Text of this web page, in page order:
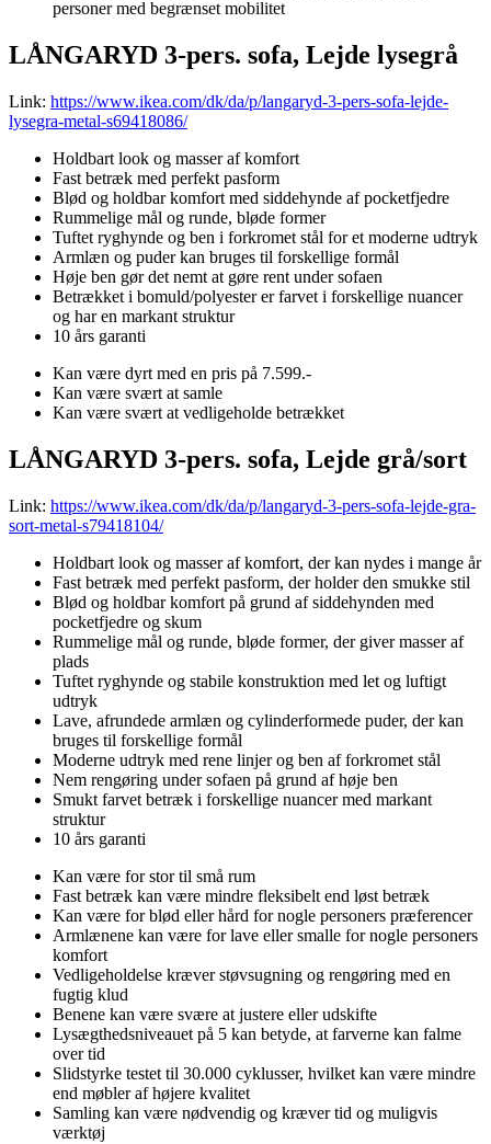
personer med begrænset mobilitet
LÅNGARYD 3-pers. sofa, Lejde lysegrå
Link: https://www.ikea.com/dk/da/p/langaryd-3-pers-sofa-lejde-
lysegra-metal-s69418086/
Holdbart look og masser af komfort
Fast betræk med perfekt pasform
Blød og holdbar komfort med siddehynde af pocketfjedre
Rummelige mål og runde, bløde former
Tuftet ryghynde og ben i forkromet stål for et moderne udtryk
Armlæn og puder kan bruges til forskellige formål
Høje ben gør det nemt at gøre rent under sofaen
Betrækket i bomuld/polyester er farvet i forskellige nuancer
og har en markant struktur
10 års garanti
Kan være dyrt med en pris på 7.599.-
Kan være svært at samle
Kan være svært at vedligeholde betrækket
LÅNGARYD 3-pers. sofa, Lejde grå/sort
Link: https://www.ikea.com/dk/da/p/langaryd-3-pers-sofa-lejde-gra-
sort-metal-s79418104/
Holdbart look og masser af komfort, der kan nydes i mange år
Fast betræk med perfekt pasform, der holder den smukke stil
Blød og holdbar komfort på grund af siddehynden med
pocketfjedre og skum
Rummelige mål og runde, bløde former, der giver masser af
plads
Tuftet ryghynde og stabile konstruktion med let og luftigt
udtryk
Lave, afrundede armlæn og cylinderformede puder, der kan
bruges til forskellige formål
Moderne udtryk med rene linjer og ben af forkromet stål
Nem rengøring under sofaen på grund af høje ben
Smukt farvet betræk i forskellige nuancer med markant
struktur
10 års garanti
Kan være for stor til små rum
Fast betræk kan være mindre fleksibelt end løst betræk
Kan være for blød eller hård for nogle personers præferencer
Armlænene kan være for lave eller smalle for nogle personers
komfort
Vedligeholdelse kræver støvsugning og rengøring med en
fugtig klud
Benene kan være svære at justere eller udskifte
Lysægthedsniveauet på 5 kan betyde, at farverne kan falme
over tid
Slidstyrke testet til 30.000 cyklusser, hvilket kan være mindre
end møbler af højere kvalitet
Samling kan være nødvendig og kræver tid og muligvis
værktøj